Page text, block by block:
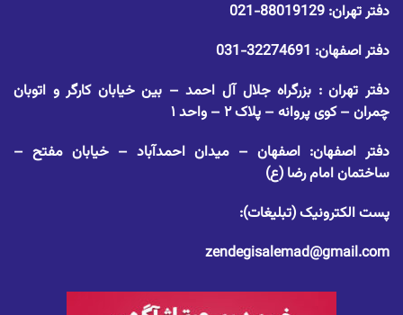
دفتر تهران: 88019129-021
دفتر اصفهان: 32274691-031
دفتر تهران : بزرگراه جلال آل احمد – بین خیابان کارگر و اتوبان
چمران – کوی پروانه – پلاک ۲ – واحد ۱
دفتر اصفهان: اصفهان – میدان احمدآباد – خیابان مفتح –
ساختمان امام رضا (ع)
پست الکترونیک (تبلیغات):
zendegisalemad@gmail.com